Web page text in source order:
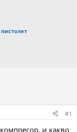
#1
и какво